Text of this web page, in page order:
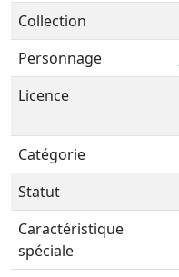
Collection
Personnage
Licence
Catégorie
Statut
Caractéristique
spéciale